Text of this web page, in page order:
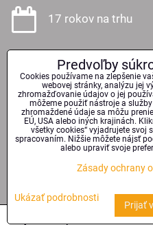
17 rokov na trhu
Odborné
Kvalitné technológie
Serióznosť a
Vytvorené pomocou:
Predvoľby
Cookies používame na zlepšenie
webovej stránky, analýzu jej
zhromažďovanie údajov o jej
môžeme použiť nástroje a
zhromaždené údaje sa môžu
EÚ, USA alebo iných krajinách.
všetky cookies“ vyjadrujete svoj
spracovaním. Nižšie môžete nájsť
alebo upraviť svoje
Zásady ochrany
Ukázať podrobnosti
Prijať